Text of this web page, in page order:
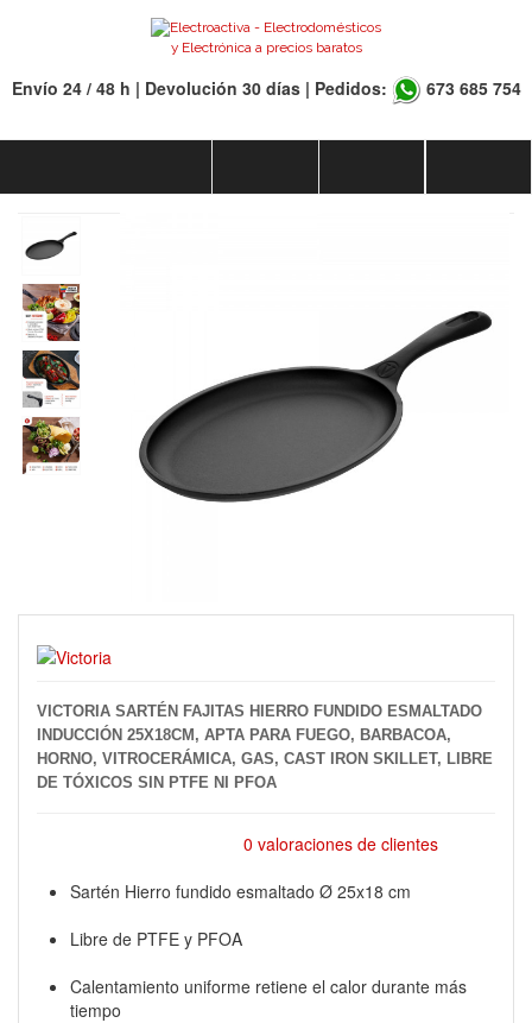
Envío 24 / 48 h | Devolución 30 días | Pedidos: 673 685 754
VICTORIA SARTÉN FAJITAS HIERRO FUNDIDO ESMALTADO
INDUCCIÓN 25X18CM, APTA PARA FUEGO, BARBACOA,
HORNO, VITROCERÁMICA, GAS, CAST IRON SKILLET, LIBRE
DE TÓXICOS SIN PTFE NI PFOA
0 valoraciones de clientes
Sartén Hierro fundido esmaltado Ø 25x18 cm
Libre de PTFE y PFOA
Calentamiento uniforme retiene el calor durante más
tiempo